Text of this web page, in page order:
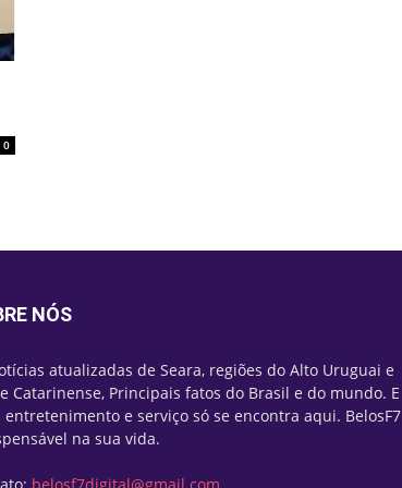
0
NÓS
atualizadas de Seara, regiões do Alto Uruguai e
Catarinense, Principais fatos do Brasil e do mundo. E
entretenimento e serviço só se encontra aqui. BelosF7
na sua vida.